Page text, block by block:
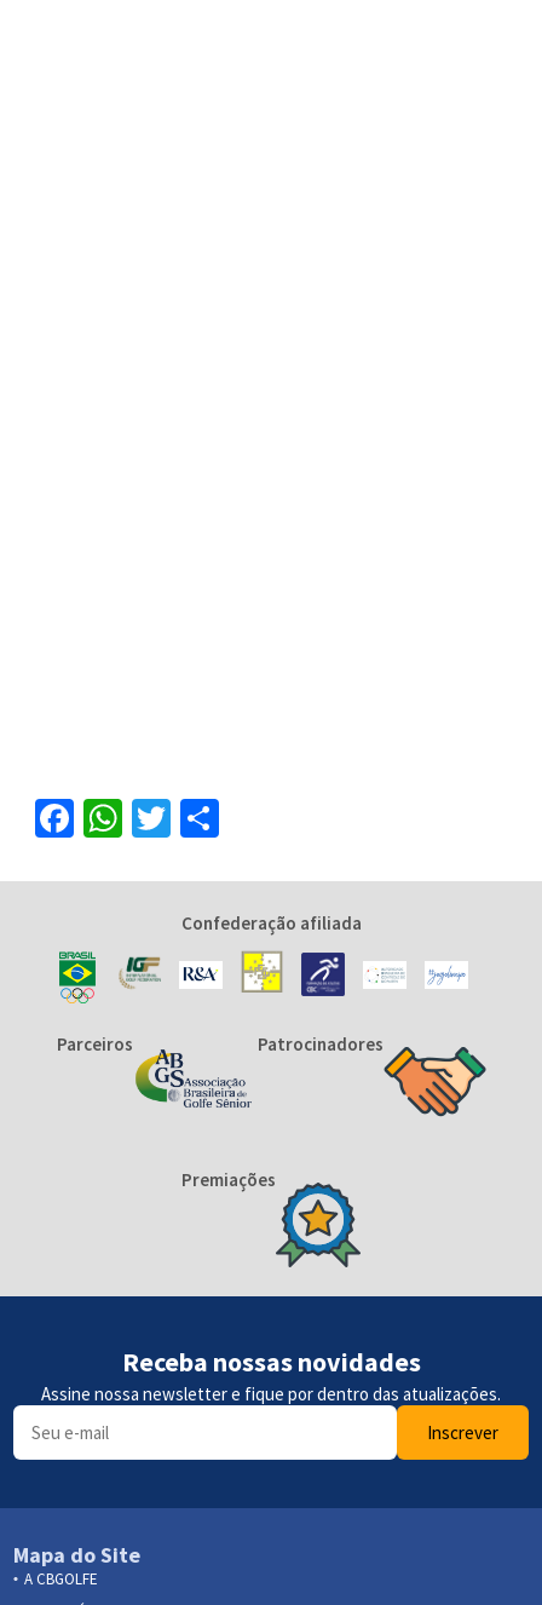
Facebook
WhatsApp
Twitter
Confederação afiliada
Parceiros Patrocinadores
Premiações
Receba nossas novidades
Assine nossa newsletter e fique por dentro das atualizações.
Inscrever
Mapa do Site
A CBGOLFE